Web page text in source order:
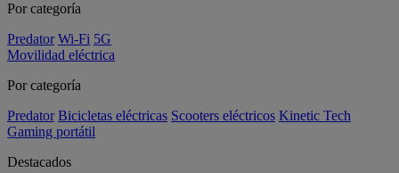
Por categoría
Predator Wi-Fi 5G
Movilidad eléctrica
Por categoría
Predator Bicicletas eléctricas Scooters eléctricos Kinetic Tech
Gaming portátil
Destacados